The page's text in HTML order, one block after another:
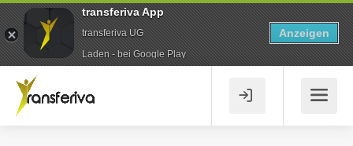
transferiva App
transferiva UG
Laden - bei Google Play
Anzeigen